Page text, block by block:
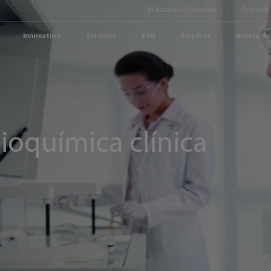
Innovation Servicios ESG Acerca
Centro
clínica